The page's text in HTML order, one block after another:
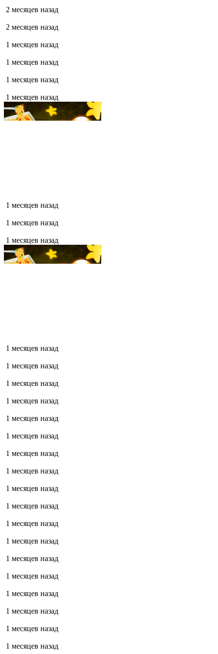
2 месяцев назад
2 месяцев назад
1 месяцев назад
1 месяцев назад
1 месяцев назад
1 месяцев назад
1 месяцев назад
1 месяцев назад
1 месяцев назад
1 месяцев назад
1 месяцев назад
1 месяцев назад
1 месяцев назад
1 месяцев назад
1 месяцев назад
1 месяцев назад
1 месяцев назад
1 месяцев назад
1 месяцев назад
1 месяцев назад
1 месяцев назад
1 месяцев назад
1 месяцев назад
1 месяцев назад
1 месяцев назад
1 месяцев назад
1 месяцев назад